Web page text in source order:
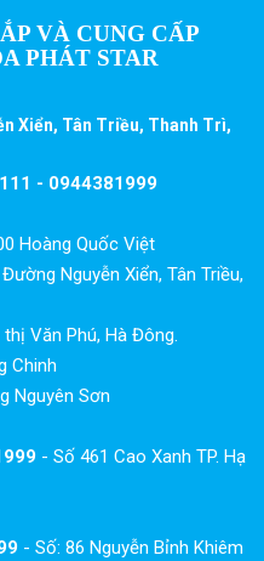
VÀ CUNG CẤP
PHÁT STAR
Xiển, Tân Triều, Thanh Trì,
- 0944381999
Hoàng Quốc Việt
Nguyễn Xiển, Tân Triều,
Văn Phú, Hà Đông.
Chinh
Nguyên Sơn
- Số 461 Cao Xanh TP. Hạ
- Số: 86 Nguyễn Bỉnh Khiêm